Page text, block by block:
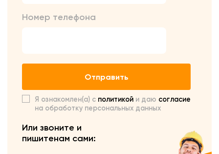
Номер телефона
Отправить
Я ознакомлен(а) с политикой и даю согласие
на обработку персональных данных
Или звоните и
пишитенам сами: